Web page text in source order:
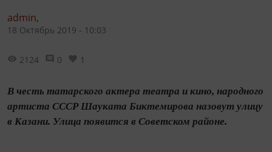
admin,
18 Октябрь 2019 - 10:03
2124 0 1
В честь татарского актера театра и кино, народного
артиста СССР Шауката Биктемирова назовут улицу
в Казани. Улица появится в Советском районе.